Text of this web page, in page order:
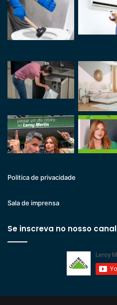
Politica de privacidade
Sala de imprensa
Se inscreva no nosso canal